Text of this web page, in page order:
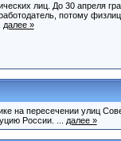
лиц. До 30 апреля
потому
далее »
на пересечении улиц
России. ...
далее »